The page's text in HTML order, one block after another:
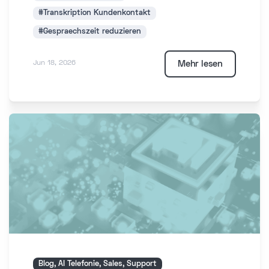
#Transkription Kundenkontakt
#Gespraechszeit reduzieren
Jun 18, 2026 Mehr lesen
Blog, AI Telefonie, Sales, Support